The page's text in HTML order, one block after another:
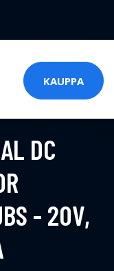
KAUPPA
DC
- 20V,